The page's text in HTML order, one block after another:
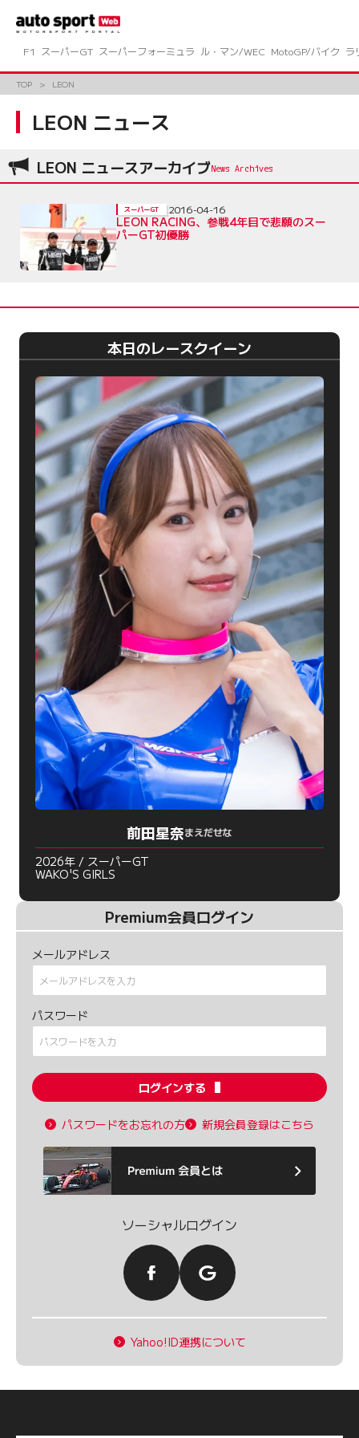
ツ
ス
F1 スーパーGT スーパーフォーミュラ ル・マン/WEC MotoGP/バイク ラ
TOP LEON
LEON ニュース
LEON ニュースアーカイブ
LEON RACING、参戦4年目で悲願のスー
パーGT初優勝
スーパーGT 2016-04-16
本日のレースクイーン
前田星奈まえだせな
2026年 / スーパーGT
WAKO'S GIRLS
Premium会員ログイン
メールアドレス
パスワード
ログインする
パスワードをお忘れの方 新規会員登録はこちら
ソーシャルログイン
Yahoo!ID連携について